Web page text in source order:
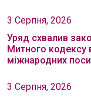
3 Серпня, 2026
Уряд схвалив
Митного кодексу
міжнародних
3 Серпня, 2026